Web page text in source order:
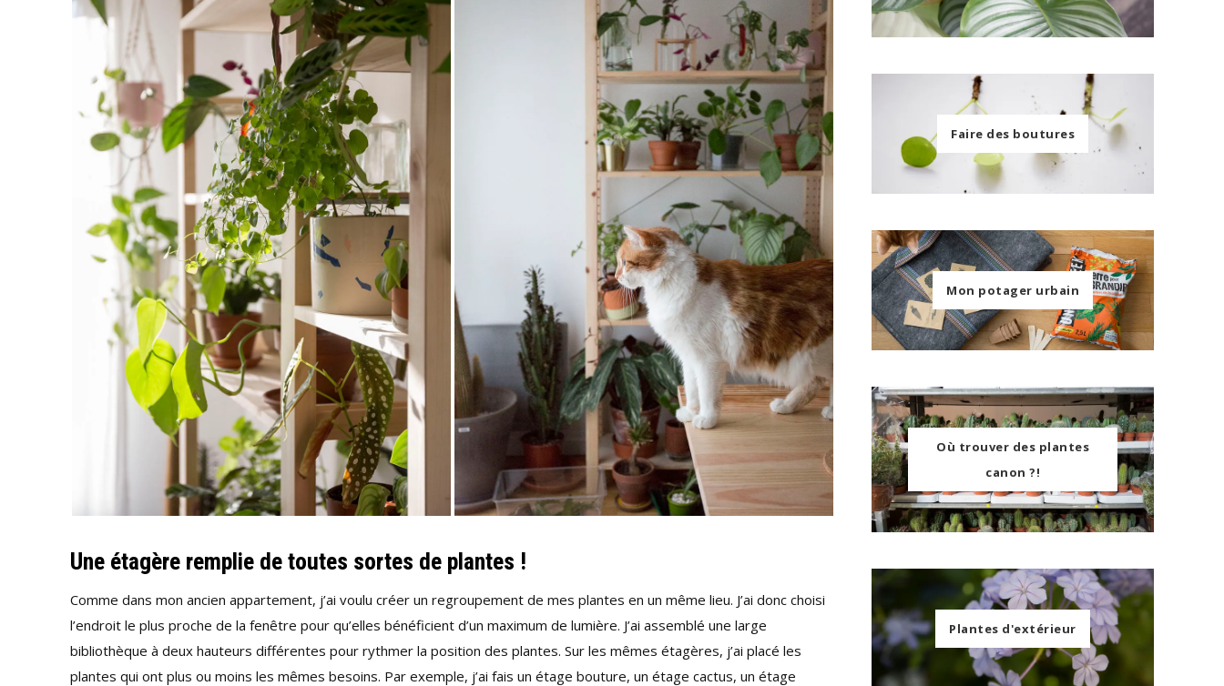
Une étagère remplie de toutes sortes de plantes !
Comme dans mon ancien appartement, j’ai voulu créer un regroupement de mes plantes en un même lieu. J’ai donc choisi
l’endroit le plus proche de la fenêtre pour qu’elles bénéficient d’un maximum de lumière. J’ai assemblé une large
bibliothèque à deux hauteurs différentes pour rythmer la position des plantes. Sur les mêmes étagères, j’ai placé les
plantes qui ont plus ou moins les mêmes besoins. Par exemple, j’ai fais un étage bouture, un étage cactus, un étage
Faire des boutures
Mon potager urbain
Où trouver des plantes
canon ?!
Plantes d'extérieur